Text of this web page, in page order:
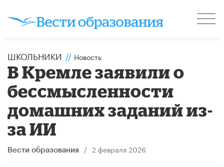
ШКОЛЬНИКИ // Новость
В Кремле заявили о
бессмысленности
домашних заданий из-
за ИИ
Вести образования / 2 февраля 2026